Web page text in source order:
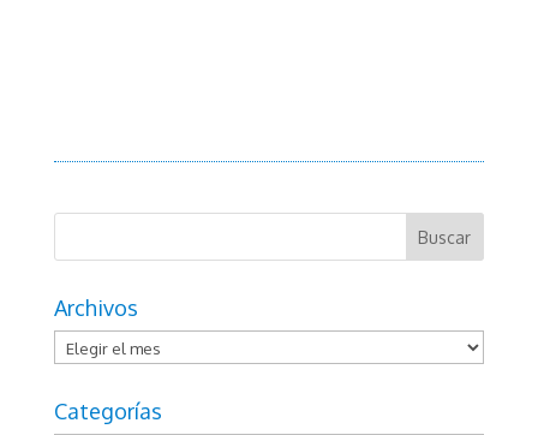
Archivos
Archivos
Categorías